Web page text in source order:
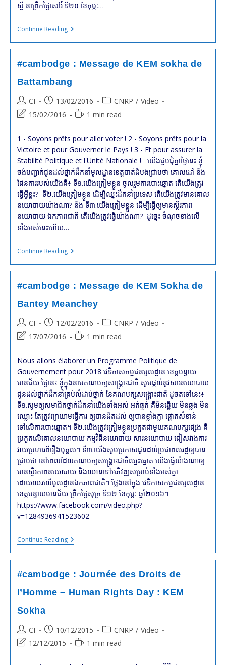
ស្ពឺ នាព្រឹកថ្ងៃសៅរ៍ ទី២០ ខែកុម្ភៈ…
Continue Reading#cambodge
:
Message
KEM
Sokha
De
Kampong
(VIDEO)
#cambodge : Message de KEM sokha de
Battambang
Post
author:
CI
Post
published:
13/02/2016
Post
category:
CNRP / Video
Post
modified:
15/02/2016
Reading1 min read
1 - Soyons prêts pour aller voter ! 2 - Soyons prêts pour la
Victoire et pour Gouverner le Pays ! 3 - Et pour assurer la
Stabilité Politique et l'Unité Nationale ! យើងជួបជុំគ្នាថ្ងៃនេះ ខ្ញុំ
ចង់បញ្ជាក់ជូនដល់ថ្នាក់ដឹកនាំមូលដ្ឋានខេត្តបាត់ដំបងជ្រាបថា គោលដៅ និង
ផែនការរបស់យើងគឺ៖ ទី១.យើងត្រៀមខ្លួន ចូលរួមការបោះឆ្នោត តើយើងត្រូវ
ធ្វើអ្វីខ្លះ? ទី២.យើងត្រៀមខ្លួន ដើម្បីឈ្នះដឹកនាំប្រទេស តើយើងត្រូវមានគោល
នយោបាយយ៉ាងណា? និង ទី៣.យើងត្រៀមខ្លួន ដើម្បីធ្វើឲ្យមានស្ថិរភាព
នយោបាយ ឯកភាពជាតិ តើយើងត្រូវធ្វើយ៉ាងណា? ដូច្នេះ ចំណុចខាងលើ
ទាំងអស់នេះហើយ…
Continue Reading#cambodge
:
Message
KEM
Sokha
De
Battambang
#cambodge : Message de KEM Sokha de
Bantey Meanchey
Post
author:
CI
Post
published:
12/02/2016
Post
category:
CNRP / Video
Post
modified:
17/07/2016
Reading1 min read
Nous allons élaborer un Programme Politique de
Gouvernement pour 2018 វេទិកាសកម្មជនមូលដ្ឋាន ខេត្តបន្ទាយ
មានជ័យ ថ្ងៃនេះ ខ្ញុំក្នុងនាមគណបក្សសង្គ្រោះជាតិ សូមផ្ដល់នូវសារនយោបាយ
ជូនដល់ថ្នាក់ដឹកនាំគ្រប់លំដាប់ថ្នាក់ នៃគណបក្សសង្គ្រោះជាតិ ដូចតទៅនេះ៖
ទី១.សូមឲ្យសមាជិកថ្នាក់ដឹកនាំយើងទាំងអស់ អត់ធ្មត់ គឺមិនឆ្លើយ មិនឆ្លង មិន
ឈ្លោះ តែត្រូវព្យាយាមធ្វើការ ឲ្យបានដិតដល់ ឲ្យបានខ្លាំងក្លា ផ្ដោតសំខាន់
ទៅលើការបោះឆ្នោត។ ទី២.យើងត្រូវត្រៀមខ្លួនប្រកួតជាមួយគណបក្សផ្សេង គឺ
ប្រកួតលើគោលនយោបាយ កម្មវិធីនយោបាយ សារនយោបាយ ជៀសវាងការ
វាយប្រហារពីរឿងបុគ្គល។ ទី៣.យើងសូមប្រកាសជូនដល់ប្រជាពលរដ្ឋឲ្យបាន
ជ្រាបថា នៅពេលដែលគណបក្សសង្គ្រោះជាតិឈ្នះឆ្នោត យើងធ្វើយ៉ាងណាឲ្យ
មានស្ថិរភាពនយោបាយ និងឈានទៅអភិវឌ្ឍសម្រាប់ទាំងអស់គ្នា
ដោយឈរលើមូលដ្ឋានឯកភាពជាតិ។ ថ្លែងនៅក្នុង វេទិកាសកម្មជនមូលដ្ឋាន
ខេត្តបន្ទាយមានជ័យ ព្រឹកថ្ងៃសុក្រ ទី១២ ខែកុម្ភៈ ឆ្នាំ២០១៦។
https://www.facebook.com/video.php?
v=1284936941523602
Continue Reading#cambodge
:
Message
KEM
Sokha
De
Bantey
#cambodge : Journée des Droits de
l’Homme – Human Rights Day : KEM
Sokha
Post
author:
CI
Post
published:
10/12/2015
Post
category:
CNRP / Video
Post12/12/2015
Reading1 min read